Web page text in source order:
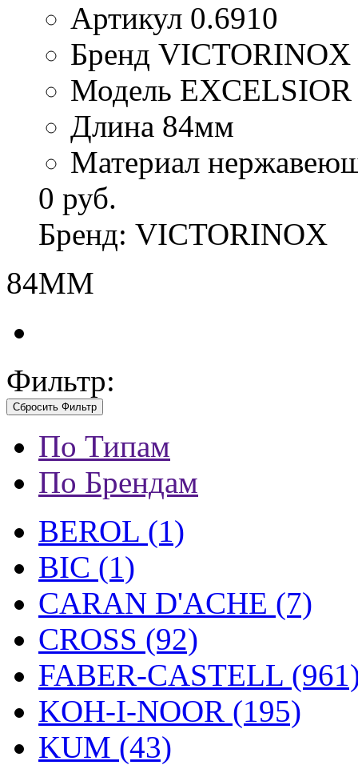
Артикул 0.6910
Бренд VICTORINOX
Модель
Длина 84мм
Материал
0 руб.
Бренд: VICTORINOX
84ММ
Фильтр:
Сбросить Фильтр
По Типам
По Брендам
BEROL (1)
BIC (1)
CARAN D'ACHE (7)
CROSS (92)
FABER-CASTELL
KOH-I-NOOR (195)
KUM (43)